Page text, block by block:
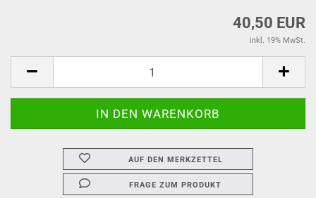
40,50 EUR
inkl. 19% MwSt.
AUF DEN MERKZETTEL
FRAGE ZUM PRODUKT